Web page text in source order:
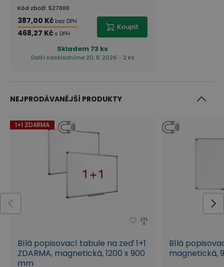
Kód zboží: 527000
387,00 Kč bez DPH
468,27 Kč s DPH
Koupit
Skladem 73 ks
Další naskladníme 20. 8. 2026 - 2 ks
NEJPRODÁVANĚJŠÍ PRODUKTY
1+1 ZDARMA
Bílá popisovací tabule na zeď 1+1
ZDARMA, magnetická, 1200 x 900
mm
Bílá
magnetická,